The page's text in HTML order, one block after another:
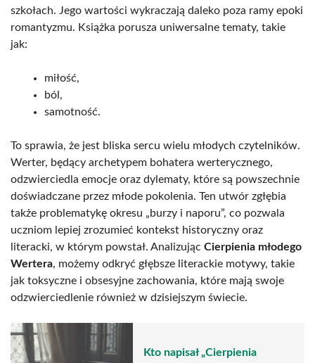
szkołach. Jego wartości wykraczają daleko poza ramy epoki
romantyzmu. Książka porusza uniwersalne tematy, takie
jak:
miłość,
ból,
samotność.
To sprawia, że jest bliska sercu wielu młodych czytelników.
Werter, będący archetypem bohatera werterycznego,
odzwierciedla emocje oraz dylematy, które są powszechnie
doświadczane przez młode pokolenia. Ten utwór zgłębia
także problematykę okresu „burzy i naporu”, co pozwala
uczniom lepiej zrozumieć kontekst historyczny oraz
literacki, w którym powstał. Analizując Cierpienia młodego
Wertera, możemy odkryć głębsze literackie motywy, takie
jak toksyczne i obsesyjne zachowania, które mają swoje
odzwierciedlenie również w dzisiejszym świecie.
Kto napisał „Cierpienia